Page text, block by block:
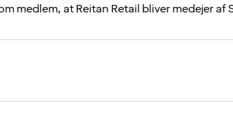
medlem, at Reitan Retail bliver medejer af